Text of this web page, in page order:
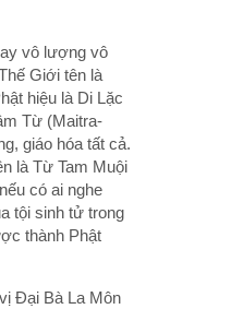
vô lượng vô
Giới tên là
hiệu là Di Lặc
Từ (Maitra-
giáo hóa tất cả.
là Từ Tam Muội
có ai nghe
tội sinh tử trong
thành Phật
Đại Bà La Môn